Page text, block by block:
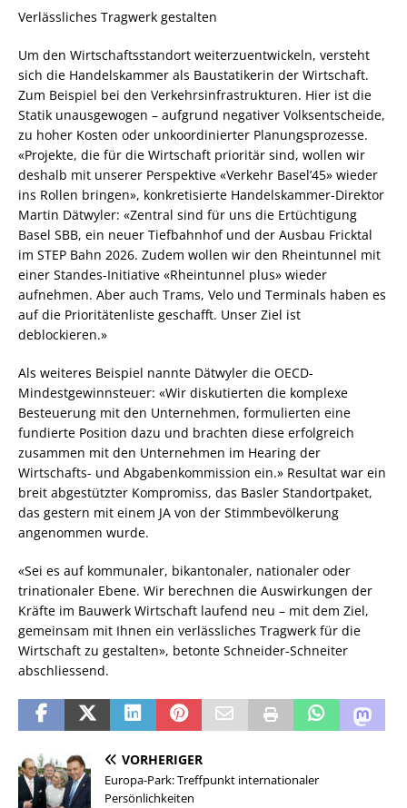
Verlässliches Tragwerk gestalten
Um den Wirtschaftsstandort weiterzuentwickeln, versteht
sich die Handelskammer als Baustatikerin der Wirtschaft.
Zum Beispiel bei den Verkehrsinfrastrukturen. Hier ist die
Statik unausgewogen – aufgrund negativer Volksentscheide,
zu hoher Kosten oder unkoordinierter Planungsprozesse.
«Projekte, die für die Wirtschaft prioritär sind, wollen wir
deshalb mit unserer Perspektive «Verkehr Basel’45» wieder
ins Rollen bringen», konkretisierte Handelskammer-Direktor
Martin Dätwyler: «Zentral sind für uns die Ertüchtigung
Basel SBB, ein neuer Tiefbahnhof und der Ausbau Fricktal
im STEP Bahn 2026. Zudem wollen wir den Rheintunnel mit
einer Standes-Initiative «Rheintunnel plus» wieder
aufnehmen. Aber auch Trams, Velo und Terminals haben es
auf die Prioritätenliste geschafft. Unser Ziel ist
deblockieren.»
Als weiteres Beispiel nannte Dätwyler die OECD-
Mindestgewinnsteuer: «Wir diskutierten die komplexe
Besteuerung mit den Unternehmen, formulierten eine
fundierte Position dazu und brachten diese erfolgreich
zusammen mit den Unternehmen im Hearing der
Wirtschafts- und Abgabenkommission ein.» Resultat war ein
breit abgestützter Kompromiss, das Basler Standortpaket,
das gestern mit einem JA von der Stimmbevölkerung
angenommen wurde.
«Sei es auf kommunaler, bikantonaler, nationaler oder
trinationaler Ebene. Wir berechnen die Auswirkungen der
Kräfte im Bauwerk Wirtschaft laufend neu – mit dem Ziel,
gemeinsam mit Ihnen ein verlässliches Tragwerk für die
Wirtschaft zu gestalten», betonte Schneider-Schneiter
abschliessend.
VORHERIGER
Europa-Park: Treffpunkt internationaler
Persönlichkeiten